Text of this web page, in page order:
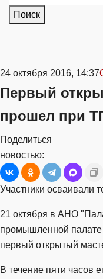
Поиск
24 октября 2016, 14:37
Первый
прошел при
Поделиться
новостью:
Участники осваивали
21 октября в АНО
промышленной палате
первый открытый
В течение пяти часов